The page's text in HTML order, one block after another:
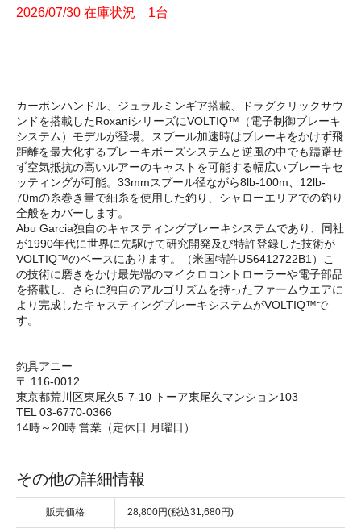
2026/07/30 在庫状況 1台
カーボンハンドル、ジュラルミンギア搭載、ドラグクリックサウ
ンドを搭載したRoxaniシリーズにVOLTIQ™（電子制御ブレーキ
システム）モデルが登場。スプール加速時はブレーキをかけず飛
距離を最大化するブレーキポーズシステムと逆風の中でも躊躇せ
ず空気抵抗の高いルアーのキャストを可能する幅広いブレーキセ
ッティングが可能。33mmスプール径ながら8lb-100m、12lb-
70mの糸巻き量で細糸を使用した釣り、シャローエリアでの釣り
全般をカバーします。
Abu Garcia独自のキャスティングブレーキシステムであり、同社
が1990年代に世界に先駆けて研究開発及び特許登録した技術が
VOLTIQ™のベースにあります。（米国特許US6412722B1）こ
の技術に磨きをかけ最先端のマイクロコントローラーや電子部品
を搭載し、さらに独自のアルゴリズムを持ったファームウエアに
より完成したキャスティングブレーキシステムがVOLTIQ™で
す。
釣具アニー
〒 116-0012
東京都荒川区東尾久5-7-10 トーア東尾久マンション103
TEL 03-6770-0366
14時～20時 営業（定休日 月曜日）
その他の詳細情報
販売価格 28,800円(税込31,680円)